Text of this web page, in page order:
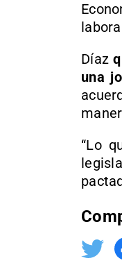
Díaz
una
“Lo